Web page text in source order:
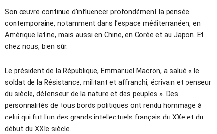
Son œuvre continue d’influencer profondément la pensée
contemporaine, notamment dans l’espace méditerranéen, en
Amérique latine, mais aussi en Chine, en Corée et au Japon. Et
chez nous, bien sûr.
Le président de la République, Emmanuel Macron, a salué « le
soldat de la Résistance, militant et affranchi, écrivain et penseur
du siècle, défenseur de la nature et des peuples ». Des
personnalités de tous bords politiques ont rendu hommage à
celui qui fut l’un des grands intellectuels français du XXe et du
début du XXIe siècle.